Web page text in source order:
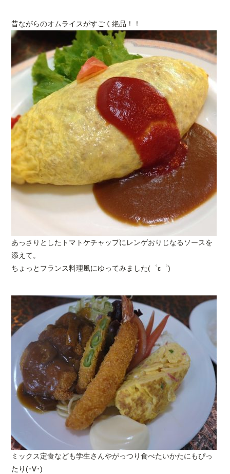
昔ながらのオムライスがすごく絶品！！
あっさりとしたトマトケチャップにレンゲおりじなるソースを
添えて。
ちょっとフランス料理風にゆってみました(゜ε゜)
ミックス定食なども学生さんやがっつり食べたいかたにもぴっ
たり(･∀･)